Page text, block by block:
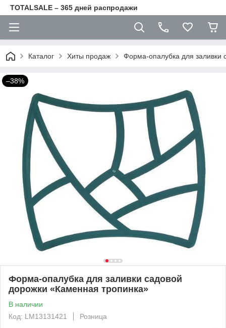
TOTALSALE – 365 дней распродажи
Каталог Хиты продаж Форма-опалубка для заливки
–38%
Форма-опалубка для заливки садовой
дорожки «Каменная тропинка»
В наличии
Код: LM13131421
Розница